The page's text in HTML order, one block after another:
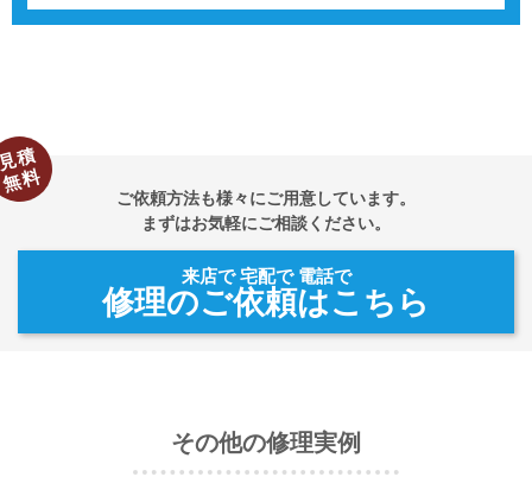
ご依頼方法も様々にご用意しています。
まずはお気軽にご相談ください。
来店で 宅配で 電話で
修理のご依頼はこちら
積
無料
その他の修理実例